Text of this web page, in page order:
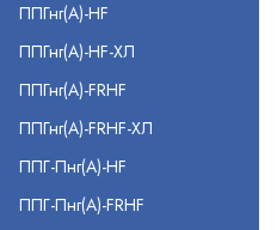
ППГнг(А)-HF
ППГнг(А)-HF-ХЛ
ППГнг(А)-FRHF
ППГнг(А)-FRHF-ХЛ
ППГ-Пнг(А)-HF
ППГ-Пнг(А)-FRHF